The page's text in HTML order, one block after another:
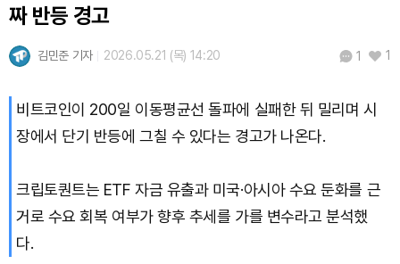
짜 반등 경고
김민준 기자 2026.05.21 (목) 14:20 1 1
비트코인이 200일 이동평균선 돌파에 실패한 뒤 밀리며 시
장에서 단기 반등에 그칠 수 있다는 경고가 나온다.
크립토퀀트는 ETF 자금 유출과 미국·아시아 수요 둔화를 근
거로 수요 회복 여부가 향후 추세를 가를 변수라고 분석했
다.